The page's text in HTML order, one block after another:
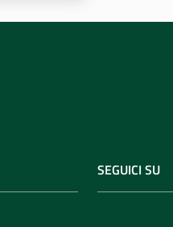
SEGUICI SU